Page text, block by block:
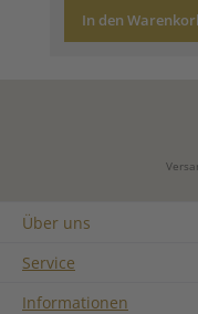
In den
Über uns
Service
Informationen